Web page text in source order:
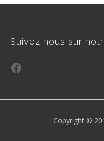
Suivez nous sur
Facebook
Copyright ©